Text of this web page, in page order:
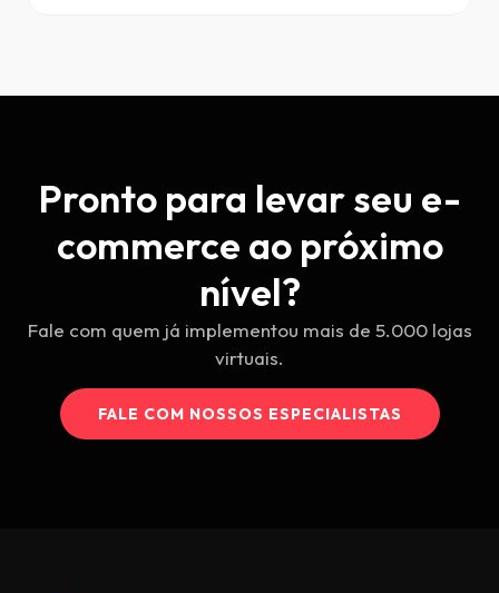
Pronto para levar seu e-
commerce ao próximo
nível?
Fale com quem já implementou mais de 5.000 lojas
virtuais.
FALE COM NOSSOS ESPECIALISTAS